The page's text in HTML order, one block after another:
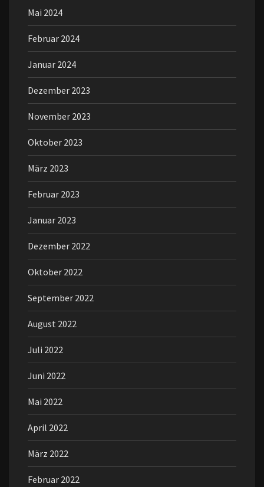
Mai 2024
Februar 2024
Januar 2024
Dezember 2023
November 2023
Oktober 2023
März 2023
Februar 2023
Januar 2023
Dezember 2022
Oktober 2022
September 2022
August 2022
Juli 2022
Juni 2022
Mai 2022
April 2022
März 2022
Februar 2022